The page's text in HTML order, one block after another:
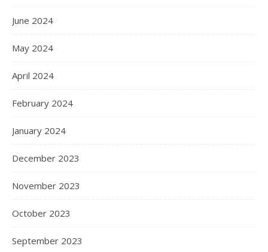
June 2024
May 2024
April 2024
February 2024
January 2024
December 2023
November 2023
October 2023
September 2023